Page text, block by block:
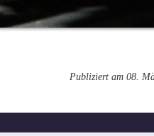
Publiziert am 08.